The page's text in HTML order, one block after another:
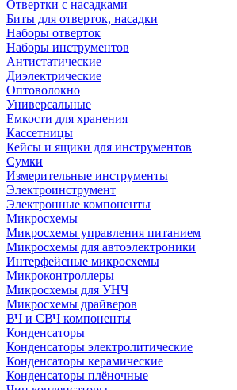
Отвертки с насадками
Биты для отверток, насадки
Наборы отверток
Наборы инструментов
Антистатические
Диэлектрические
Оптоволокно
Универсальные
Емкости для хранения
Кассетницы
Кейсы и ящики для инструментов
Сумки
Измерительные инструменты
Электроинструмент
Электронные компоненты
Микросхемы
Микросхемы управления питанием
Микросхемы для автоэлектроники
Интерфейсные микросхемы
Микроконтроллеры
Микросхемы для УНЧ
Микросхемы драйверов
ВЧ и СВЧ компоненты
Конденсаторы
Конденсаторы электролитические
Конденсаторы керамические
Конденсаторы плёночные